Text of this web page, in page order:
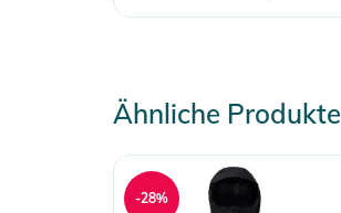
Ähnliche Produkte
-28%